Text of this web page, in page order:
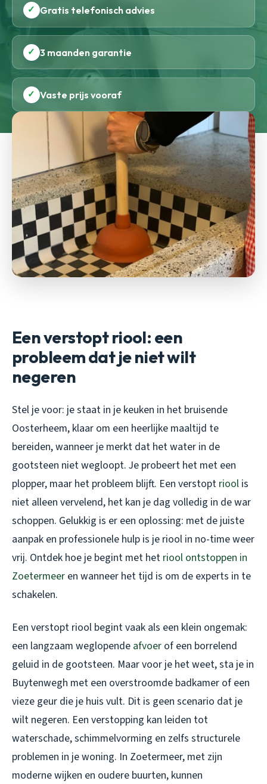
✓ Gratis telefonisch advies
✓ 3 maanden garantie
✓ Vaste prijs vooraf
Een verstopt riool: een
probleem dat je niet wilt
negeren
Stel je voor: je staat in je keuken in het bruisende
Oosterheem, klaar om een heerlijke maaltijd te
bereiden, wanneer je merkt dat het water in de
gootsteen niet wegloopt. Je probeert het met een
plopper, maar het probleem blijft. Een verstopt riool is
niet alleen vervelend, het kan je dag volledig in de war
schoppen. Gelukkig is er een oplossing: met de juiste
aanpak en professionele hulp is je riool in no-time weer
vrij. Ontdek hoe je begint met het riool ontstoppen in
Zoetermeer en wanneer het tijd is om de experts in te
schakelen.
Een verstopt riool begint vaak als een klein ongemak:
een langzaam weglopende afvoer of een borrelend
geluid in de gootsteen. Maar voor je het weet, sta je in
Buytenwegh met een overstroomde badkamer of een
vieze geur die je huis vult. Dit is geen scenario dat je
wilt negeren. Een verstopping kan leiden tot
waterschade, schimmelvorming en zelfs structurele
problemen in je woning. In Zoetermeer, met zijn
moderne wijken en oudere buurten, kunnen